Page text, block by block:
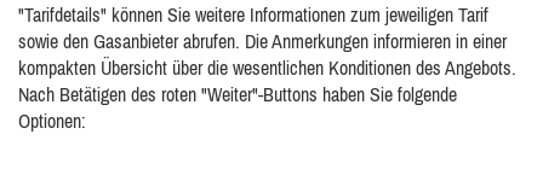
"Tarifdetails" können Sie weitere Informationen zum jeweiligen Tarif
sowie den Gasanbieter abrufen. Die Anmerkungen informieren in einer
kompakten Übersicht über die wesentlichen Konditionen des Angebots.
Nach Betätigen des roten "Weiter"-Buttons haben Sie folgende
Optionen: